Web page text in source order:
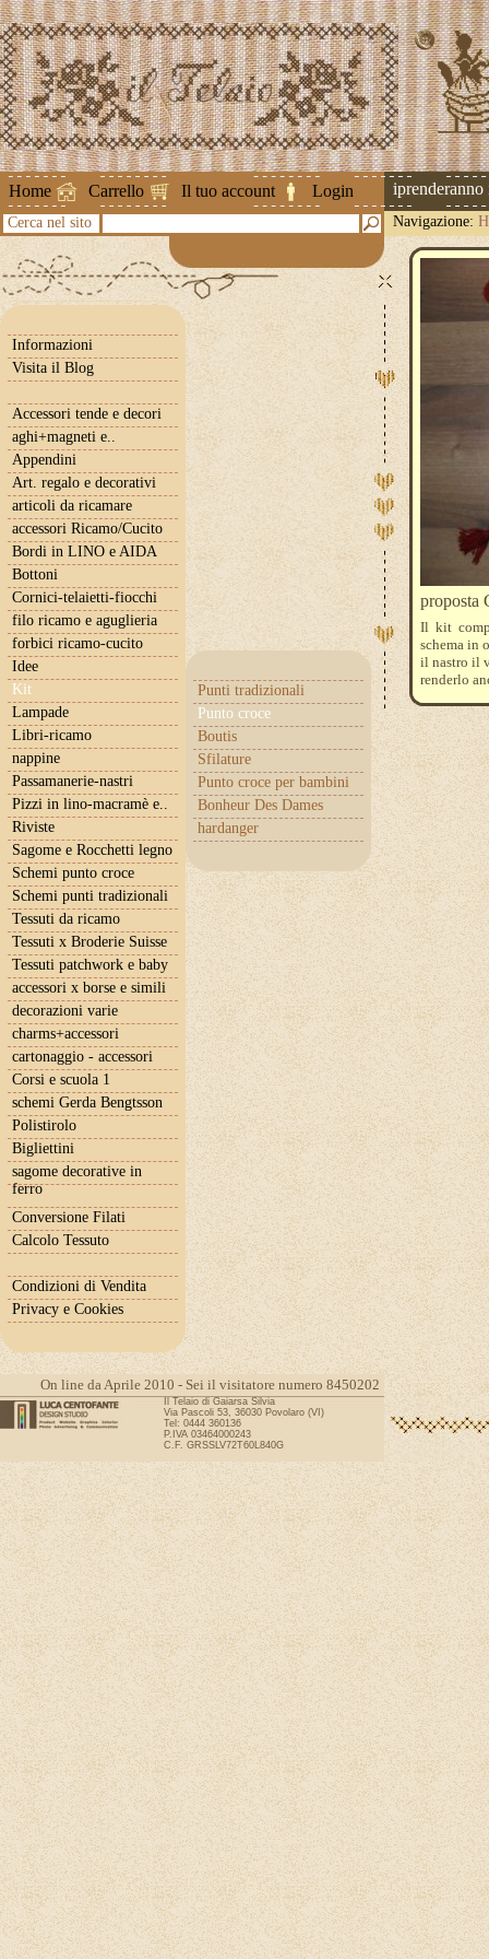
Home Carrello Il tuo account Login
Attenzione ! Le spedizioni riprenderanno il
Cerca nel sito Navigazione:
Informazioni
Visita il Blog
Accessori tende e decori
aghi+magneti e..
Appendini
Art. regalo e decorativi
articoli da ricamare
accessori Ricamo/Cucito
Bordi in LINO e AIDA
Bottoni
Cornici-telaietti-fiocchi
filo ricamo e aguglieria
forbici ricamo-cucito
Idee
Kit
Punti tradizionali
Punto croce
Boutis
Sfilature
Punto croce per bambini
Bonheur Des Dames
hardanger
Lampade
Libri-ricamo
nappine
Passamanerie-nastri
Pizzi in lino-macramè e..
Riviste
Sagome e Rocchetti legno
Schemi punto croce
Schemi punti tradizionali
Tessuti da ricamo
Tessuti x Broderie Suisse
Tessuti patchwork e baby
accessori x borse e simili
decorazioni varie
charms+accessori
cartonaggio - accessori
Corsi e scuola 1
schemi Gerda Bengtsson
Polistirolo
Bigliettini
sagome decorative in
ferro
Conversione Filati
Calcolo Tessuto
Condizioni di Vendita
Privacy e Cookies
Il kit
schema in
il nastro il
renderlo
On line da Aprile 2010 - Sei il visitatore numero 8450202
Il Telaio di Gaiarsa Silvia
Via Pascoli 53, 36030 Povolaro (VI)
Tel: 0444 360136
P.IVA 03464000243
C.F. GRSSLV72T60L840G